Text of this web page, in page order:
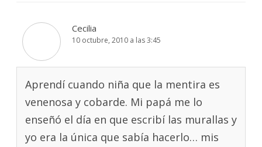
Cecilia
10 octubre, 2010 a las 3:45
Aprendí cuando niña que la mentira es
venenosa y cobarde. Mi papá me lo
enseñó el día en que escribí las murallas y
yo era la única que sabía hacerlo… mis